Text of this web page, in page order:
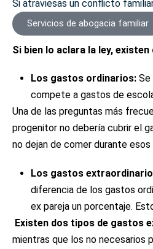
Si atraviesas un conflicto
Servicios de abogacia familiar
Si bien lo aclara la ley,
Los gastos ordinarios: Se
compete a gastos de
Una de las preguntas más
progenitor no debería cubrir el
no dejan de comer durante
Los gastos
diferencia de los gastos
ex pareja un porcentaje.
Existen dos tipos de gastos
mientras que los no necesarios